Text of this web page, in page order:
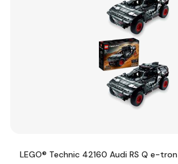
LEGO® Technic 42160 Audi RS Q e-tron